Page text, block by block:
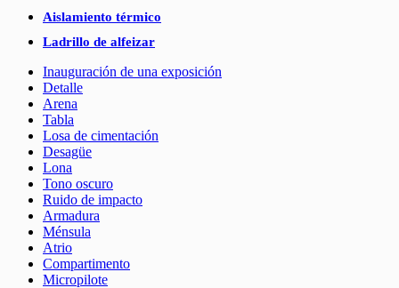
Aislamiento térmico
Ladrillo de alfeizar
Inauguración de una exposición
Detalle
Arena
Tabla
Losa de cimentación
Desagüe
Lona
Tono oscuro
Ruido de impacto
Armadura
Ménsula
Atrio
Compartimento
Micropilote